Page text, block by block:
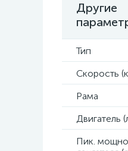
Другие
Тип
Скорость
Рама
Двигатель
Пик.